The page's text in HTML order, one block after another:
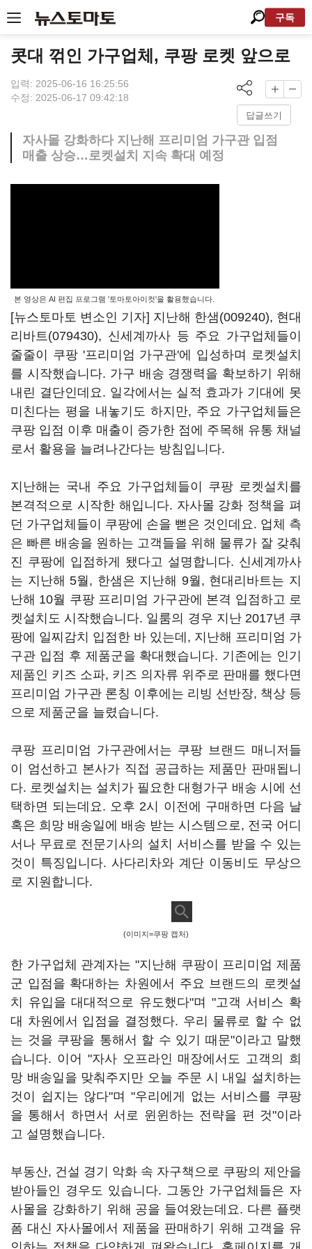
구독
콧대 꺾인 가구업체, 쿠팡 로켓 앞으로
입력: 2025-06-16 16:25:56
수정: 2025-06-17 09:42:18
답글쓰기
자사몰 강화하다 지난해 프리미엄 가구관 입점
매출 상승…로켓설치 지속 확대 예정
본 영상은 AI 편집 프로그램 '토마토아이컷'을 활용했습니다.
[뉴스토마토 변소인 기자] 지난해 한샘(009240), 현대
리바트(079430), 신세계까사 등 주요 가구업체들이
줄줄이 쿠팡 '프리미엄 가구관'에 입성하며 로켓설치
를 시작했습니다. 가구 배송 경쟁력을 확보하기 위해
내린 결단인데요. 일각에서는 실적 효과가 기대에 못
미친다는 평을 내놓기도 하지만, 주요 가구업체들은
쿠팡 입점 이후 매출이 증가한 점에 주목해 유통 채널
로서 활용을 늘려나간다는 방침입니다.
지난해는 국내 주요 가구업체들이 쿠팡 로켓설치를
본격적으로 시작한 해입니다. 자사몰 강화 정책을 펴
던 가구업체들이 쿠팡에 손을 뻗은 것인데요. 업체 측
은 빠른 배송을 원하는 고객들을 위해 물류가 잘 갖춰
진 쿠팡에 입점하게 됐다고 설명합니다. 신세계까사
는 지난해 5월, 한샘은 지난해 9월, 현대리바트는 지
난해 10월 쿠팡 프리미엄 가구관에 본격 입점하고 로
켓설치도 시작했습니다. 일룸의 경우 지난 2017년 쿠
팡에 일찌감치 입점한 바 있는데, 지난해 프리미엄 가
구관 입점 후 제품군을 확대했습니다. 기존에는 인기
제품인 키즈 소파, 키즈 의자류 위주로 판매를 했다면
프리미엄 가구관 론칭 이후에는 리빙 선반장, 책상 등
으로 제품군을 늘렸습니다.
쿠팡 프리미엄 가구관에서는 쿠팡 브랜드 매니저들
이 엄선하고 본사가 직접 공급하는 제품만 판매됩니
다. 로켓설치는 설치가 필요한 대형가구 배송 시에 선
택하면 되는데요. 오후 2시 이전에 구매하면 다음 날
혹은 희망 배송일에 배송 받는 시스템으로, 전국 어디
서나 무료로 전문기사의 설치 서비스를 받을 수 있는
것이 특징입니다. 사다리차와 계단 이동비도 무상으
로 지원합니다.
(이미지=쿠팡 캡처)
한 가구업체 관계자는 "지난해 쿠팡이 프리미엄 제품
군 입점을 확대하는 차원에서 주요 브랜드의 로켓설
치 유입을 대대적으로 유도했다"며 "고객 서비스 확
대 차원에서 입점을 결정했다. 우리 물류로 할 수 없
는 것을 쿠팡을 통해서 할 수 있기 때문"이라고 말했
습니다. 이어 "자사 오프라인 매장에서도 고객의 희
망 배송일을 맞춰주지만 오늘 주문 시 내일 설치하는
것이 쉽지는 않다"며 "우리에게 없는 서비스를 쿠팡
을 통해서 하면서 서로 윈윈하는 전략을 편 것"이라
고 설명했습니다.
부동산, 건설 경기 악화 속 자구책으로 쿠팡의 제안을
받아들인 경우도 있습니다. 그동안 가구업체들은 자
사몰을 강화하기 위해 공을 들여왔는데요. 다른 플랫
폼 대신 자사몰에서 제품을 판매하기 위해 고객을 유